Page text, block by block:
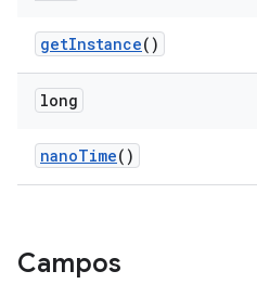
getInstance()
long
nanoTime()
Campos